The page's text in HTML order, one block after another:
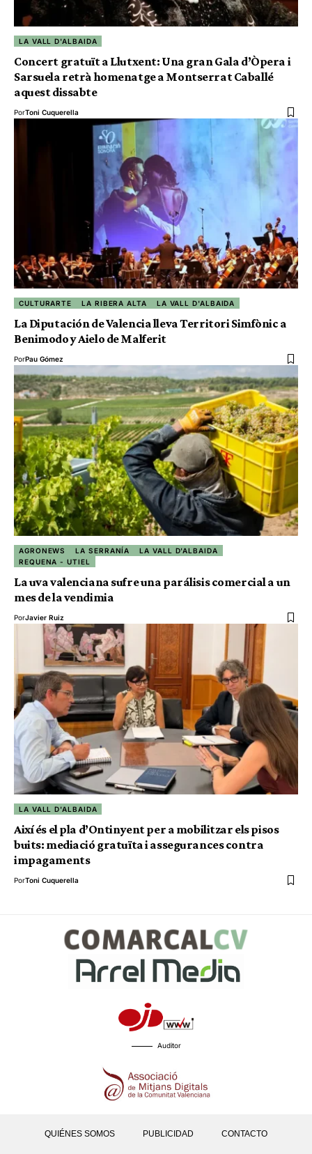
LA VALL D'ALBAIDA
Concert gratuït a Llutxent: Una gran Gala d’Òpera i
Sarsuela retrà homenatge a Montserrat Caballé
aquest dissabte
PorToni Cuquerella
CULTURARTE LA RIBERA ALTA LA VALL D'ALBAIDA
La Diputación de Valencia lleva Territori Simfònic a
Benimodo y Aielo de Malferit
PorPau Gómez
AGRONEWS LA SERRANÍA
LA VALL D'ALBAIDA
REQUENA - UTIEL
La uva valenciana sufre una parálisis comercial a un
mes de la vendimia
PorJavier Ruiz
LA VALL D'ALBAIDA
Així és el pla d’Ontinyent per a mobilitzar els pisos
buits: mediació gratuïta i assegurances contra
impagaments
PorToni Cuquerella
Auditor
QUIÉNES SOMOS PUBLICIDAD CONTACTO